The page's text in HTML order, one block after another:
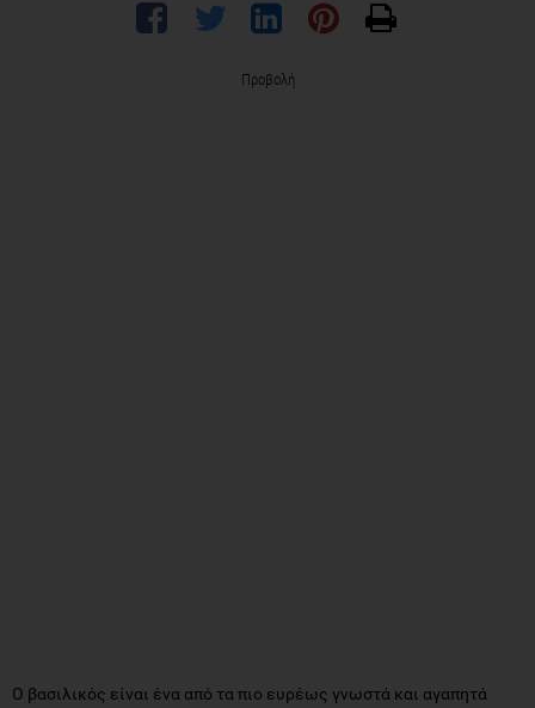
Προβολή
Ο βασιλικός είναι ένα από τα πιο ευρέως γνωστά και αγαπητά